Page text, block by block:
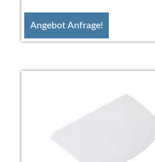
Angebot Anfrage!